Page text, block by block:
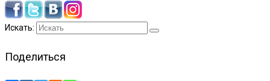
Искать:
Поделиться